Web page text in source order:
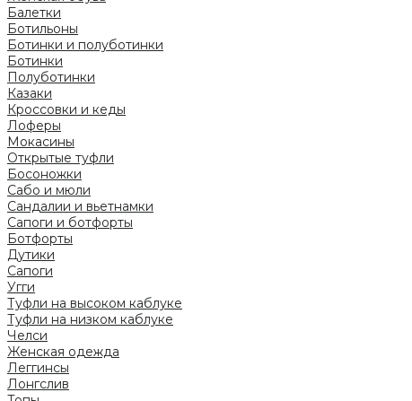
Балетки
Ботильоны
Ботинки и полуботинки
Ботинки
Полуботинки
Казаки
Кроссовки и кеды
Лоферы
Мокасины
Открытые туфли
Босоножки
Сабо и мюли
Сандалии и вьетнамки
Сапоги и ботфорты
Ботфорты
Дутики
Сапоги
Угги
Туфли на высоком каблуке
Туфли на низком каблуке
Челси
Женская одежда
Леггинсы
Лонгслив